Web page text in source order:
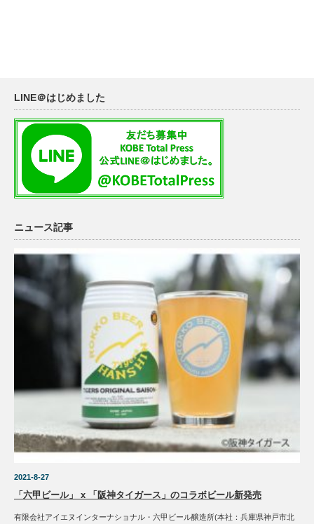
LINE＠はじめました
ニュース記事
2021-8-27
「六甲ビール」 x 「阪神タイガース」のコラボビール新発売
有限会社アイエヌインターナショナル・六甲ビール醸造所(本社：兵庫県神戸市北